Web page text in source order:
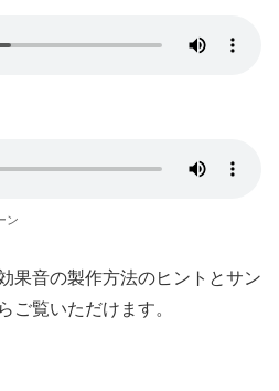
ン
果音の製作方法のヒントとサン
ご覧いただけます。